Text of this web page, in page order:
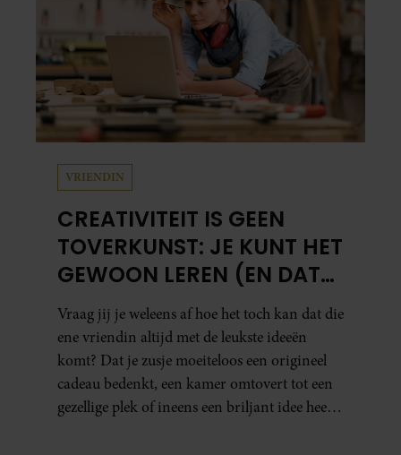
VRIENDIN
CREATIVITEIT IS GEEN
TOVERKUNST: JE KUNT HET
GEWOON LEREN (EN DAT
DOE JE ZO)
Vraag jij je weleens af hoe het toch kan dat die
ene vriendin altijd met de leukste ideeën
komt? Dat je zusje moeiteloos een origineel
cadeau bedenkt, een kamer omtovert tot een
gezellige plek of ineens een briljant idee heeft